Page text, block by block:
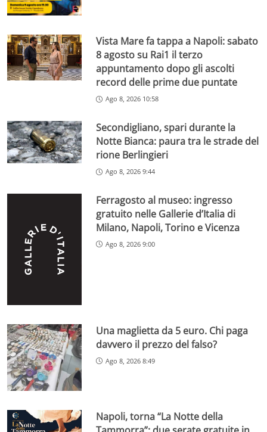
Vista Mare fa tappa a Napoli: sabato
8 agosto su Rai1 il terzo
appuntamento dopo gli ascolti
record delle prime due puntate
Ago 8, 2026 10:58
Secondigliano, spari durante la
Notte Bianca: paura tra le strade del
rione Berlingieri
Ago 8, 2026 9:44
Ferragosto al museo: ingresso
gratuito nelle Gallerie d’Italia di
Milano, Napoli, Torino e Vicenza
Ago 8, 2026 9:00
Una maglietta da 5 euro. Chi paga
davvero il prezzo del falso?
Ago 8, 2026 8:49
Napoli, torna “La Notte della